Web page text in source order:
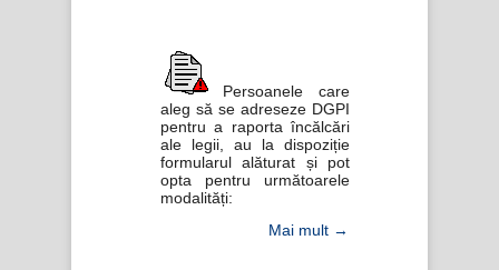
Mai mult →
Persoanele care
aleg să se adreseze DGPI
pentru a raporta încălcări
ale legii, au la dispoziție
formularul alăturat și pot
opta pentru următoarele
modalități: